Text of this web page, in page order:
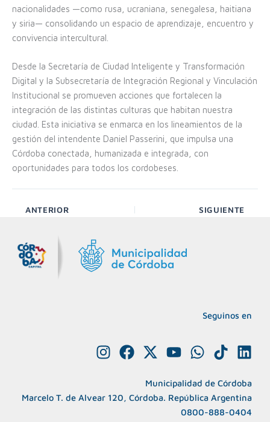
nacionalidades —como rusa, ucraniana, senegalesa, haitiana
y siria— consolidando un espacio de aprendizaje, encuentro y
convivencia intercultural.
Desde la Secretaría de Ciudad Inteligente y Transformación
Digital y la Subsecretaría de Integración Regional y Vinculación
Institucional se promueven acciones que fortalecen la
integración de las distintas culturas que habitan nuestra
ciudad. Esta iniciativa se enmarca en los lineamientos de la
gestión del intendente Daniel Passerini, que impulsa una
Córdoba conectada, humanizada e integrada, con
oportunidades para todos los cordobeses.
ANTERIOR SIGUIENTE
Seguinos en
I
n
t
F
a
e
X
-
t
w
Y
u
t
u
W
h
a
t
s
T
i
k
t
o
L
i
n
k
e
Municipalidad de Córdoba
Marcelo T. de Alvear 120, Córdoba. República Argentina
0800-888-0404